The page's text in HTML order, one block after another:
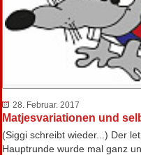
28. Februar. 2017
Matjesvariationen und
(Siggi schreibt wieder...) Der
Hauptrunde wurde mal ganz